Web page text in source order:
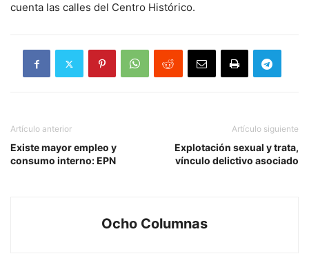
cuenta las calles del Centro Histórico.
Artículo anterior
Existe mayor empleo y
consumo interno: EPN
Artículo siguiente
Explotación sexual y trata,
vínculo delictivo asociado
Ocho Columnas